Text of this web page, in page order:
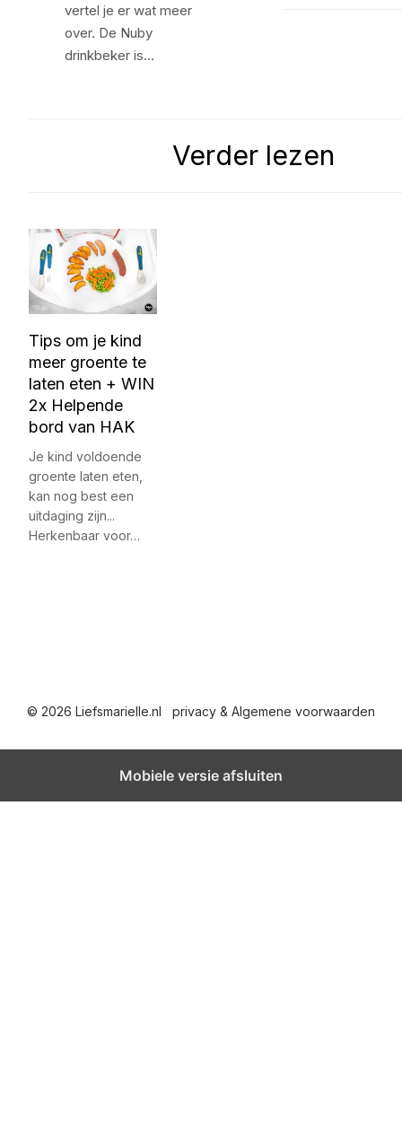
vertel je er wat meer
over. De Nuby
drinkbeker is…
Verder lezen
Tips om je kind
meer groente te
laten eten + WIN
2x Helpende
bord van HAK
Je kind voldoende
groente laten eten,
kan nog best een
uitdaging zijn...
Herkenbaar voor…
© 2026 Liefsmarielle.nl privacy & Algemene voorwaarden
Mobiele versie afsluiten